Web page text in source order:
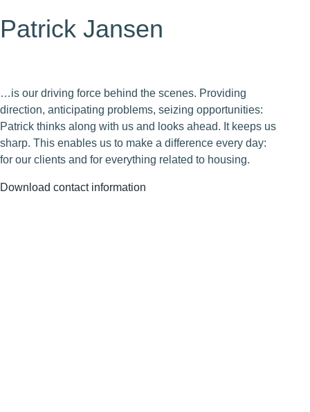
Patrick Jansen
…is our driving force behind the scenes. Providing
direction, anticipating problems, seizing opportunities:
Patrick thinks along with us and looks ahead. It keeps us
sharp. This enables us to make a difference every day:
for our clients and for everything related to housing.
Download contact information